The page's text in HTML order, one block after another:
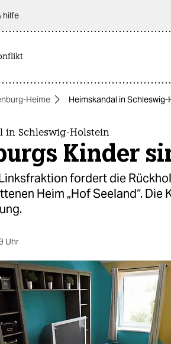
hilfe
Heime Heimskandal in
in Schleswig-Holstein
Kinder
fordert die
Heim „Hof Seeland“.
Uhr